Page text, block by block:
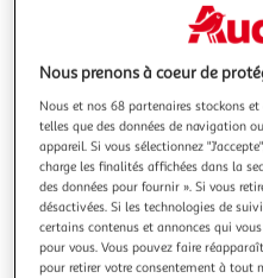
Nous prenons à coeur de
Nous et nos 68 partenaires stockons
telles que des données de navigation
appareil. Si vous sélectionnez
charge les finalités affichées dans la
des données pour fournir ». Si vous
désactivées. Si les technologies de
certains contenus et annonces qui
pour vous. Vous pouvez faire
pour retirer votre consentement à tout